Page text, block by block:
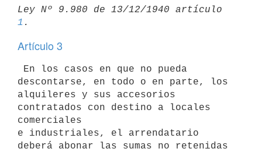
Ley Nº 9.980 de 13/12/1940 artículo
1
Artículo 3
descontarse, en todo o en parte, los
alquileres y sus accesorios
contratados con destino a locales
comerciales
e industriales, el arrendatario
deberá abonar las sumas no retenidas